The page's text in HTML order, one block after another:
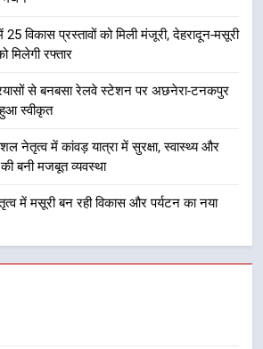
मुख्यमंत्री धामी के नेतृत्व में मसूरी बन रही
विकास और पर्यटन का नया केंद्र
उत्तराखंड
आपदा के मलबे से उम्मीद की नई सुबह,
मुख्यमंत्री धामी ने ₹33 करोड़ के विकास
और राहत कार्यों से धराली को फिर खड़ा
उत्तराखंड
25 विकास प्रस्तावों को मिली मंजूरी, देहरादून-मसूरी
मिलेगी रफ्तार
से बनबसा रेलवे स्टेशन पर अछनेरा-टनकपुर
स्वीकृत
नेतृत्व में कांवड़ यात्रा में सुरक्षा, स्वास्थ्य और
बनी मजबूत व्यवस्था
में मसूरी बन रही विकास और पर्यटन का नया